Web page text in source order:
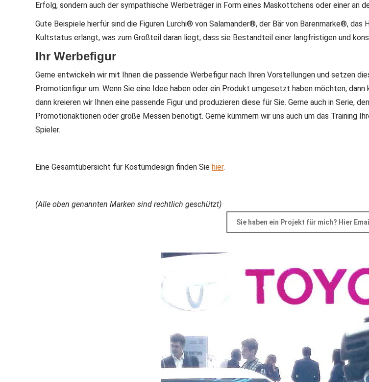
Erfolg, sondern auch der sympathische Werbeträger in Form eines Maskottchens oder einer an
Gute Beispiele hierfür sind die Figuren Lurchi® von Salamander®, der Bär von Bärenmarke®, das
Kultstatus erlangt, was zum Großteil daran liegt, dass sie Bestandteil einer langfristigen und
Ihr Werbefigur
Gerne entwickeln wir mit Ihnen die passende Werbefigur nach Ihren Vorstellungen und setzen
Promotionfigur um. Wenn Sie eine Idee haben oder ein Produkt umgesetzt haben möchten,
dann kreieren wir Ihnen eine passende Figur und produzieren diese für Sie. Gerne auch in
Promotionaktionen oder große Messen benötigt. Gerne kümmern wir uns auch um das Training
Spieler.
Eine Gesamtübersicht für Kostümdesign finden Sie hier.
(Alle oben genannten Marken sind rechtlich geschützt)
Sie haben ein Projekt für mich? Hier